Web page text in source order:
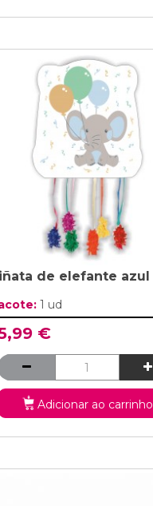
de elefante azul
1 ud
€
Adicionar ao carrinho